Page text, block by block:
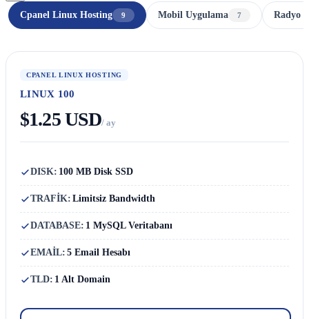
Cpanel Linux Hosting
9 Mobil Uygulama 7 Radyo
CPANEL LINUX HOSTING
LINUX 100
$1.25 USD/ ay
DISK: 100 MB Disk SSD
TRAFİK: Limitsiz Bandwidth
DATABASE: 1 MySQL Veritabanı
EMAİL: 5 Email Hesabı
TLD: 1 Alt Domain